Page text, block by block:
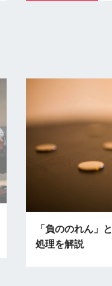
「負ののれん」
処理を解説